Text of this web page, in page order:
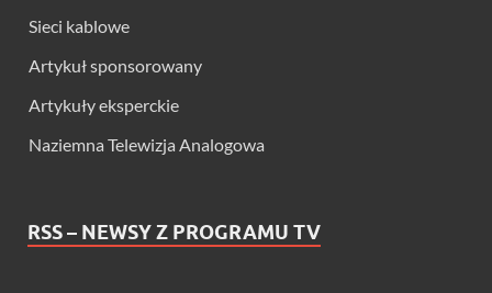
Sieci kablowe
Artykuł sponsorowany
Artykuły eksperckie
Naziemna Telewizja Analogowa
RSS – NEWSY Z PROGRAMU TV